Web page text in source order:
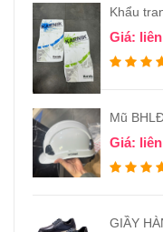
Khẩu
Giá:
Mũ
Giá:
GIẦY